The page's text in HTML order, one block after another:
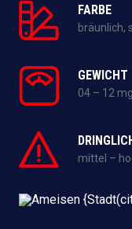
FARBE
bräunlich,
GEWICHT
04 – 12 mg
mittel –